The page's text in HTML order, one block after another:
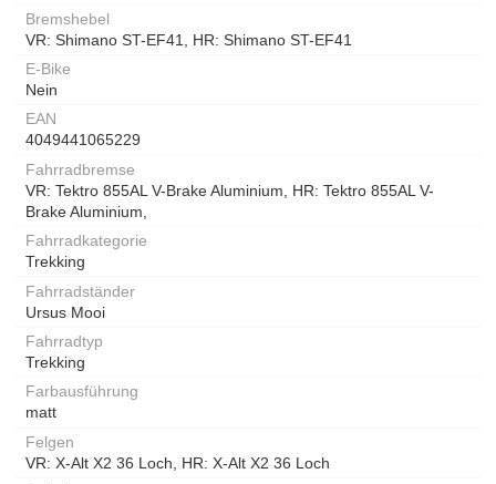
Bremshebel
VR: Shimano ST-EF41, HR: Shimano ST-EF41
E-Bike
Nein
EAN
4049441065229
Fahrradbremse
VR: Tektro 855AL V-Brake Aluminium, HR: Tektro 855AL V-
Brake Aluminium,
Fahrradkategorie
Trekking
Fahrradständer
Ursus Mooi
Fahrradtyp
Trekking
Farbausführung
matt
Felgen
VR: X-Alt X2 36 Loch, HR: X-Alt X2 36 Loch